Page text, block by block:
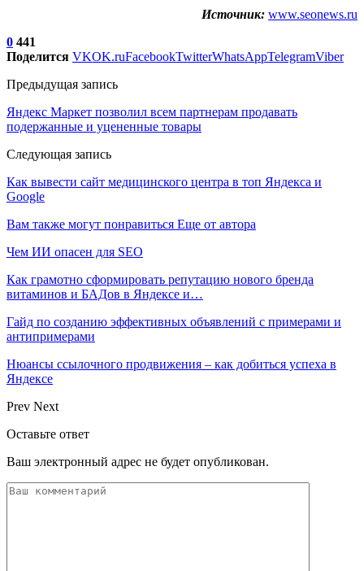
Источник: www.seonews.ru
0 441
Поделится VKOK.ruFacebookTwitterWhatsAppTelegramViber
Предыдущая запись
Яндекс Маркет позволил всем партнерам продавать
подержанные и уцененные товары
Следующая запись
Как вывести сайт медицинского центра в топ Яндекса и
Google
Вам также могут понравиться Еще от автора
Чем ИИ опасен для SEO
Как грамотно сформировать репутацию нового бренда
витаминов и БАДов в Яндексе и…
Гайд по созданию эффективных объявлений с примерами и
антипримерами
Нюансы ссылочного продвижения – как добиться успеха в
Яндексе
Prev Next
Оставьте ответ
Ваш электронный адрес не будет опубликован.